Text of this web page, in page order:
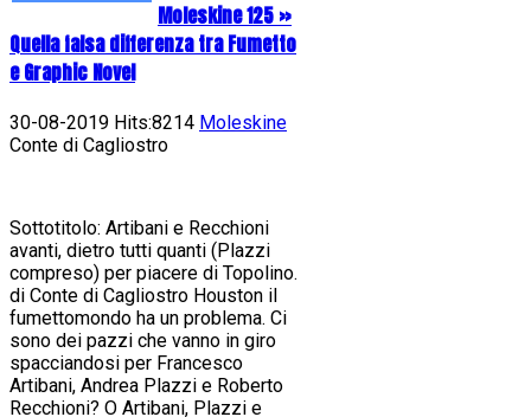
Moleskine 125 »
Quella falsa differenza tra Fumetto
e Graphic Novel
30-08-2019 Hits:8214 Moleskine
Conte di Cagliostro
Sottotitolo: Artibani e Recchioni
avanti, dietro tutti quanti (Plazzi
compreso) per piacere di Topolino.
di Conte di Cagliostro Houston il
fumettomondo ha un problema. Ci
sono dei pazzi che vanno in giro
spacciandosi per Francesco
Artibani, Andrea Plazzi e Roberto
Recchioni? O Artibani, Plazzi e